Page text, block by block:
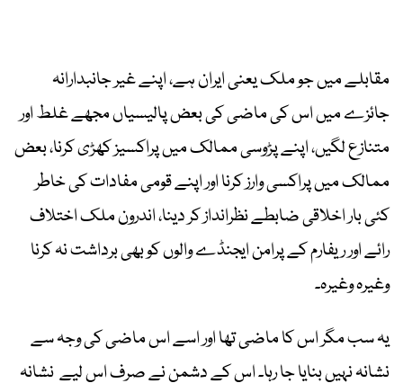
مقابلے میں جو ملک یعنی ایران ہے، اپنے غیر جانبدارانہ
جائزے میں اس کی ماضی کی بعض پالیسیاں مجھے غلط اور
متنازع لگیں، اپنے پڑوسی ممالک میں پراکسیز کھڑی کرنا، بعض
ممالک میں پراکسی وارز کرنا اور اپنے قومی مفادات کی خاطر
کئی بار اخلاقی ضابطے نظرانداز کر دینا، اندرون ملک اختلاف
رائے اور ریفارم کے پرامن ایجنڈے والوں کو بھی برداشت نہ کرنا
وغیرہ وغیرہ۔
یہ سب مگر اس کا ماضی تھا اور اسے اس ماضی کی وجہ سے
نشانہ نہیں بنایا جا رہا۔ اس کے دشمن نے صرف اس لیے نشانہ